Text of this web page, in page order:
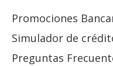
Promociones
Simulador de
Preguntas